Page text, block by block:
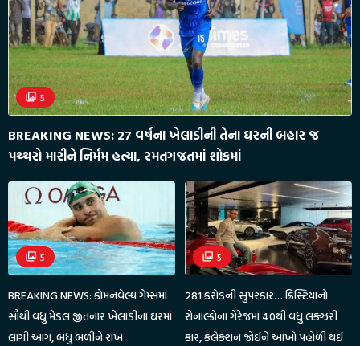
5
BREAKING NEWS: 27 વર્ષના ખેલાડીની તેના ઘરની બહાર જ
પથ્થરો મારીને નિર્મમ હત્યા, રમતગજતમાં શોકમાં
5
BREAKING NEWS: કોમનવેલ્થ ગેમ્સમાં
સૌથી વધુ મેડલ જીતનાર ખેલાડીના ઘરમાં
લાગી આગ, બધું બળીને રાખ
5
281 કરોડની સુપરકાર… ક્રિસ્ટિયાનો
રોનાલ્ડોના ગેરેજમાં 40થી વધુ લક્ઝરી
કાર, કલેક્શન જોઈને આંખો પહોળી થઈ